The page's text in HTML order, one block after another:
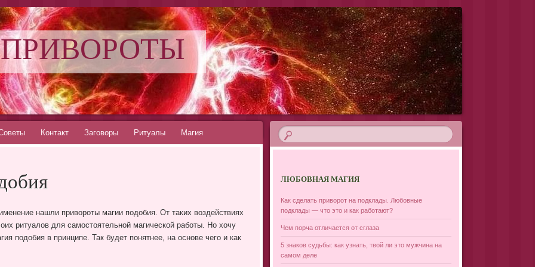
Контакт Заговоры Ритуалы Магия
нашли привороты магии подобия. От таких воздействиях
ритуалов для самостоятельной магической работы. Но хочу
подобия в принципе. Так будет понятнее, на основе чего и как
ЛЮБОВНАЯ МАГИЯ
Как сделать приворот на подклады. Любовные
подклады — что это и как работают?
Чем порча отличается от сглаза
5 знаков судьбы: как узнать, твой ли это мужчина на
самом деле